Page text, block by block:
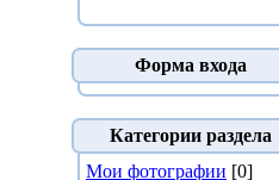
Форма входа
Категории раздела
Мои фотографии [0]